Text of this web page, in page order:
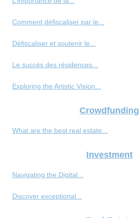
Comment défiscaliser par le...
Défiscaliser et soutenir le...
Le succès des résidences...
Exploring the Artistic Vision...
Crowdfunding
What are the best real estate...
Investment
Navigating the Digital...
Discover exceptional...